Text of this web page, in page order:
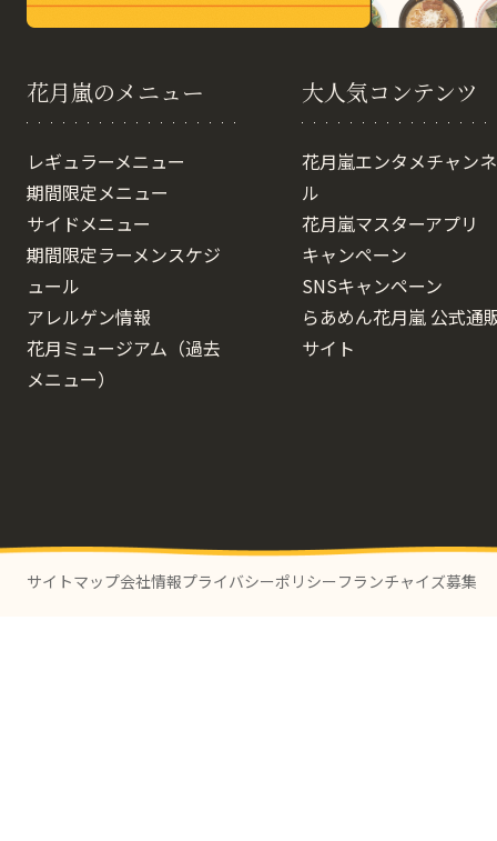
花月嵐のメニュー
レギュラーメニュー
期間限定メニュー
サイドメニュー
期間限定ラーメンスケジ
ュール
アレルゲン情報
花月ミュージアム（過去
メニュー）
大人気コンテンツ
花月嵐エンタメチャンネ
ル
花月嵐マスターアプリ
キャンペーン
SNSキャンペーン
らあめん花月嵐 公式通
サイト
サイトマップ会社情報プライバシーポリシー フランチャイズ募集